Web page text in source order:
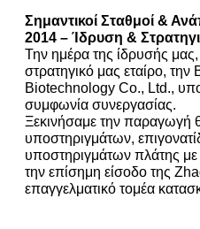
Σημαντικοί Σταθμοί &
2014 – Ίδρυση &
Την ημέρα της ίδρυσής
στρατηγικό μας εταίρο,
Biotechnology Co., Ltd.,
συμφωνία συνεργασίας.
Ξεκινήσαμε την παραγωγή
υποστηριγμάτων,
υποστηριγμάτων πλάτης
την επίσημη είσοδο της
επαγγελματικό τομέα